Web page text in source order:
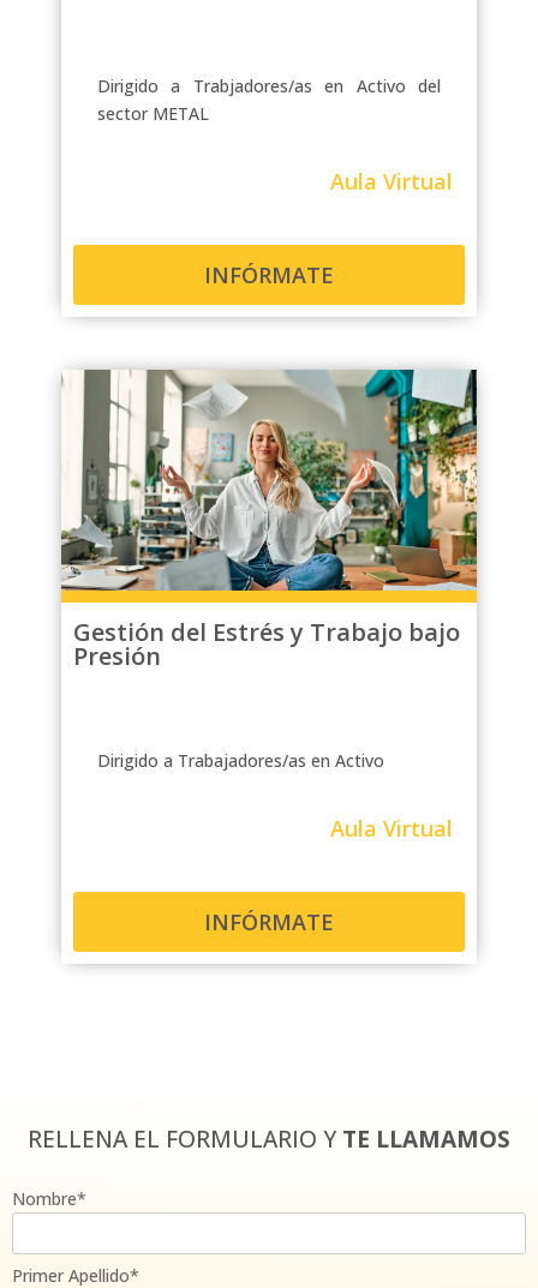
Dirigido a Trabjadores/as en Activo del
sector METAL
Aula Virtual
INFÓRMATE
Gestión del Estrés y Trabajo bajo
Presión
Dirigido a Trabajadores/as en Activo
Aula Virtual
INFÓRMATE
RELLENA EL FORMULARIO YTE LLAMAMOS
Nombre*
Primer Apellido*